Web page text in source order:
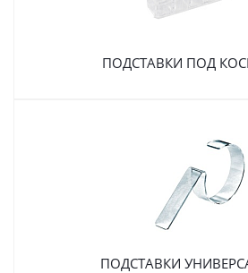
ПОДСТАВКИ ПОД
ПОДСТАВКИ